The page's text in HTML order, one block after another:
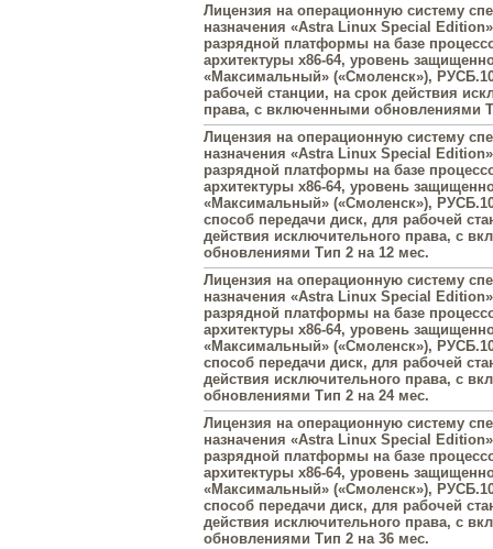
Лицензия на операционную систему
назначения «Astra Linux Special
разрядной платформы на базе
архитектуры х86-64, уровень
«Максимальный» («Смоленск»),
рабочей станции, на срок действия
права, с включенными обновлениями
Лицензия на операционную систему
назначения «Astra Linux Special
разрядной платформы на базе
архитектуры х86-64, уровень
«Максимальный» («Смоленск»),
способ передачи диск, для рабочей
действия исключительного права, с
обновлениями Тип 2 на 12 мес.
Лицензия на операционную систему
назначения «Astra Linux Special
разрядной платформы на базе
архитектуры х86-64, уровень
«Максимальный» («Смоленск»),
способ передачи диск, для рабочей
действия исключительного права, с
обновлениями Тип 2 на 24 мес.
Лицензия на операционную систему
назначения «Astra Linux Special
разрядной платформы на базе
архитектуры х86-64, уровень
«Максимальный» («Смоленск»),
способ передачи диск, для рабочей
действия исключительного права, с
обновлениями Тип 2 на 36 мес.